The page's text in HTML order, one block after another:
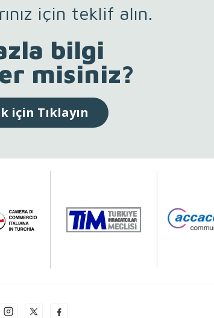
için teklif alın.
bilgi
misiniz?
için Tıklayın